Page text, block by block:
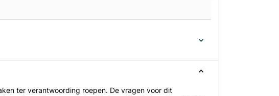
ter verantwoording roepen. De vragen voor dit